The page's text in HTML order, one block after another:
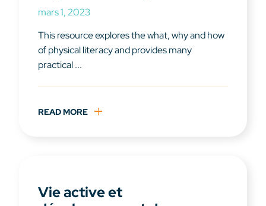
mars 1, 2023
This resource explores the what, why and how
of physical literacy and provides many
practical ...
READ MORE
Vie active et